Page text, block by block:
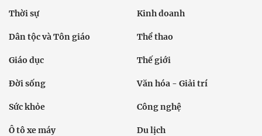
Thời sự Kinh doanh
Dân tộc và Tôn giáo Thể thao
Giáo dục Thế giới
Đời sống Văn hóa - Giải trí
Sức khỏe Công nghệ
Ô tô xe máy Du lịch